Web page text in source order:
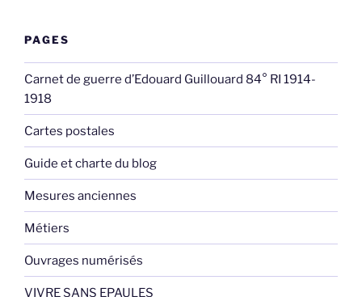
PAGES
Carnet de guerre d’Edouard Guillouard 84° RI 1914-
1918
Cartes postales
Guide et charte du blog
Mesures anciennes
Métiers
Ouvrages numérisés
VIVRE SANS EPAULES